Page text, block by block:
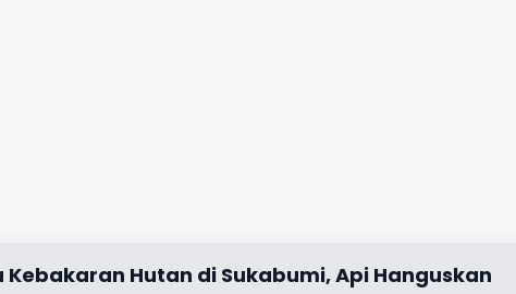
Kebakaran Hutan di Sukabumi, Api Hanguskan